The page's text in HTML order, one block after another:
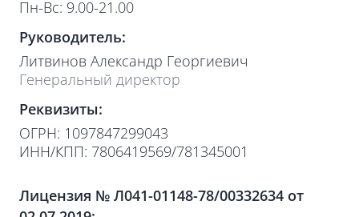
Пн-Вс: 9.00-21.00
Руководитель:
Литвинов Александр Георгиевич
Генеральный директор
Реквизиты:
ОГРН: 1097847299043
ИНН/КПП: 7806419569/781345001
Лицензия № Л041-01148-78/00332634 от